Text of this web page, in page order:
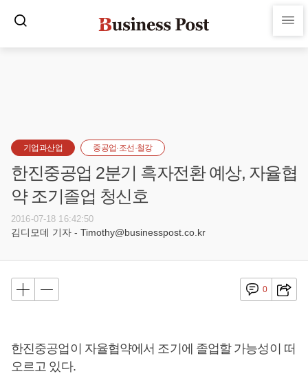
기업과산업 중공업·조선·철강
한진중공업 2분기 흑자전환 예상, 자율협
약 조기졸업 청신호
2016-07-18 16:42:50
김디모데 기자 - Timothy@businesspost.co.kr
0
한진중공업이 자율협약에서 조기에 졸업할 가능성이 떠
오르고 있다.